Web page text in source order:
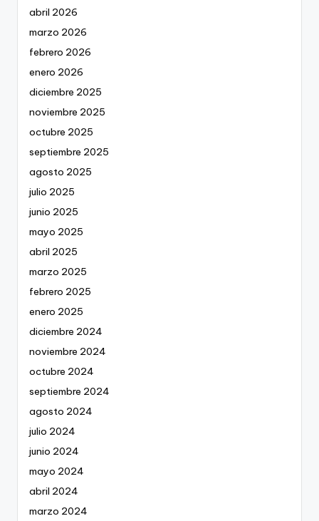
abril 2026
marzo 2026
febrero 2026
enero 2026
diciembre 2025
noviembre 2025
octubre 2025
septiembre 2025
agosto 2025
julio 2025
junio 2025
mayo 2025
abril 2025
marzo 2025
febrero 2025
enero 2025
diciembre 2024
noviembre 2024
octubre 2024
septiembre 2024
agosto 2024
julio 2024
junio 2024
mayo 2024
abril 2024
marzo 2024